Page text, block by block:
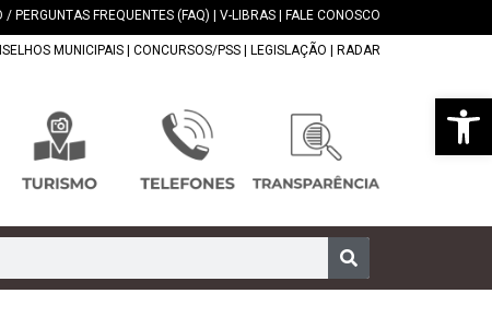
Abrir
PERGUNTAS FREQUENTES (FAQ) V-LIBRAS FALE CONOSCO
MUNICIPAIS CONCURSOS/PSS LEGISLAÇÃO RADAR